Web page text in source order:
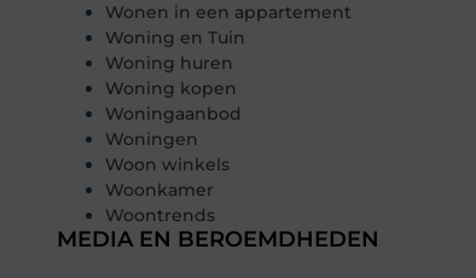
Wonen in een appartement
Woning en Tuin
Woning huren
Woning kopen
Woningaanbod
Woningen
Woon winkels
Woonkamer
Woontrends
MEDIA EN BEROEMDHEDEN